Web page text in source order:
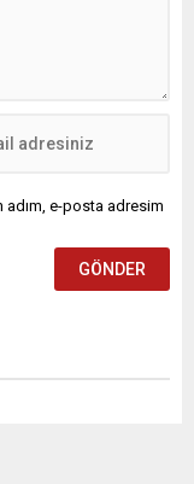
adım, e-posta adresim